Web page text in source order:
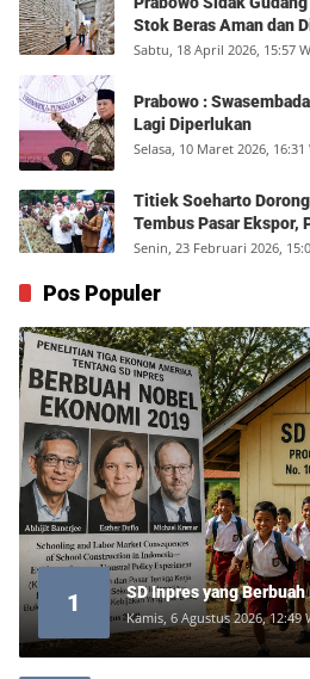
Stok Beras Aman dan
Sabtu, 18 April 2026, 15:57
Prabowo :
Lagi Diperlukan
Selasa, 10 Maret 2026, 16:31
Titiek Soeharto
Tembus Pasar Ekspor,
Juta per Hektare
Senin, 23 Februari 2026,
Pos Populer
1 SD Inpres yang
Kamis, 6 Agustus 2026, 12:49